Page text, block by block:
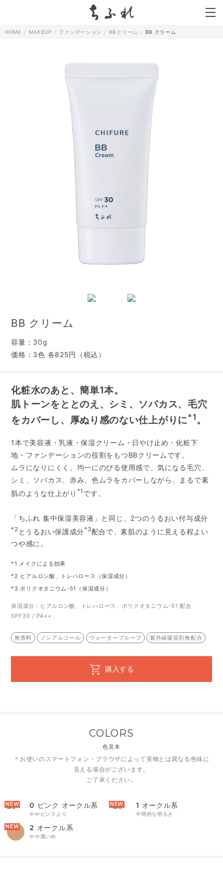
HOME MAKEUP ファンデーション BBクリーム BB クリーム
BB クリーム
容量：30g
価格：3色 各825円（税込）
化粧水のあと、簡単1本。
肌トーンをととのえ、シミ、ソバカス、毛穴
をカバーし、厚ぬり感のない仕上がりに*1 。
1本で美容液・乳液・保湿クリーム・日やけ止め・化粧下
地・ファンデーションの役割をもつBBクリームです。
ムラになりにくく、均一にのびる使用感で、気になる毛穴、
シミ、ソバカス、赤み、色ムラをカバーしながら、まるで素
肌のような仕上がり *1 です。
「ちふれ 集中保湿美容液」と同じ、2つのうるおい付与成分
*2 とうるおい保護成分*3配合で、素肌のように見える程よい
つや感に。
*1 メイクによる効果
*2 ヒアルロン酸、トレハロース（保湿成分）
*3 ポリクオタニウム-51（保湿成分）
保湿成分：ヒアルロン酸、トレハロース、ポリクオタニウム-51 配合
SPF30 / PA++
無香料 ノンアルコール ウォータープルーフ 紫外線吸収剤無配合
購入する
COLORS
色見本
＊お使いのスマートフォン・ブラウザによって実物とは異なる色味に
見える場合がございます。
ご了承ください。
0 ピンク オークル系
ややピンクより
1 オークル系
中間的な明るさ
2 オークル系
やや濃いめ